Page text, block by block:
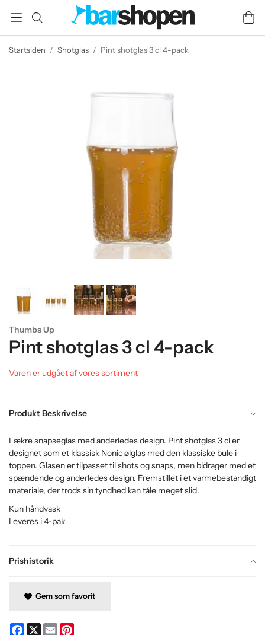
Startsiden / Shotglas / Pint shotglas 3 cl 4-pack
Thumbs Up
Pint shotglas 3 cl 4-pack
Varen er udgået af vores sortiment
Produkt Beskrivelse
Prishistorik
Lækre snapseglas med anderledes design. Pint shotglas 3 cl er
designet som et klassisk Nonic ølglas med den klassiske bule i
toppen. Glasen er tilpasset til shots og snaps, men bidrager med et
spændende og anderledes design. Fremstillet i et varmebestandigt
materiale, der trods sin tyndhed kan tåle meget slid.
Kun håndvask
Leveres i 4-pak
Gem som favorit
Facebook
X Email